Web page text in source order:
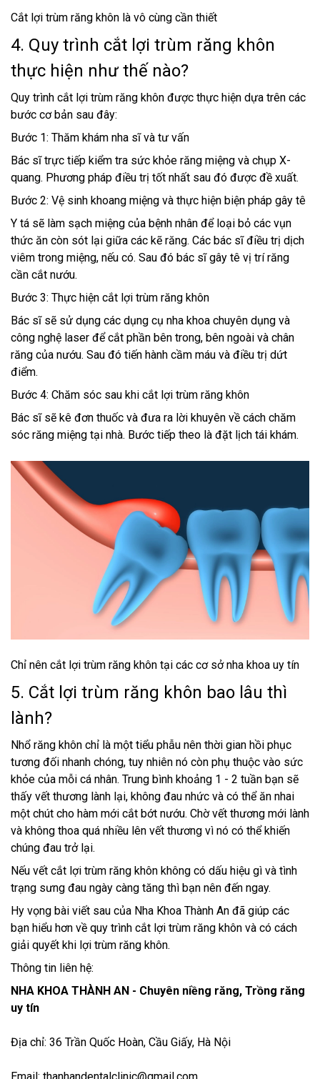
Cắt lợi trùm răng khôn là vô cùng cần thiết
4. Quy trình cắt lợi trùm răng khôn
thực hiện như thế nào?
Quy trình cắt lợi trùm răng khôn được thực hiện dựa trên các
bước cơ bản sau đây:
Bước 1: Thăm khám nha sĩ và tư vấn
Bác sĩ trực tiếp kiểm tra sức khỏe răng miệng và chụp X-
quang. Phương pháp điều trị tốt nhất sau đó được đề xuất.
Bước 2: Vệ sinh khoang miệng và thực hiện biện pháp gây tê
Y tá sẽ làm sạch miệng của bệnh nhân để loại bỏ các vụn
thức ăn còn sót lại giữa các kẽ răng. Các bác sĩ điều trị dịch
viêm trong miệng, nếu có. Sau đó bác sĩ gây tê vị trí răng
cần cắt nướu.
Bước 3: Thực hiện cắt lợi trùm răng khôn
Bác sĩ sẽ sử dụng các dụng cụ nha khoa chuyên dụng và
công nghệ laser để cắt phần bên trong, bên ngoài và chân
răng của nướu. Sau đó tiến hành cầm máu và điều trị dứt
điểm.
Bước 4: Chăm sóc sau khi cắt lợi trùm răng khôn
Bác sĩ sẽ kê đơn thuốc và đưa ra lời khuyên về cách chăm
sóc răng miệng tại nhà. Bước tiếp theo là đặt lịch tái khám.
Chỉ nên cắt lợi trùm răng khôn tại các cơ sở nha khoa uy tín
5. Cắt lợi trùm răng khôn bao lâu thì
lành?
Nhổ răng khôn chỉ là một tiểu phẫu nên thời gian hồi phục
tương đối nhanh chóng, tuy nhiên nó còn phụ thuộc vào sức
khỏe của mỗi cá nhân. Trung bình khoảng 1 - 2 tuần bạn sẽ
thấy vết thương lành lại, không đau nhức và có thể ăn nhai
một chút cho hàm mới cắt bớt nướu. Chờ vết thương mới lành
và không thoa quá nhiều lên vết thương vì nó có thể khiến
chúng đau trở lại.
Nếu vết cắt lợi trùm răng khôn không có dấu hiệu gì và tình
trạng sưng đau ngày càng tăng thì bạn nên đến ngay.
Hy vọng bài viết sau của Nha Khoa Thành An đã giúp các
bạn hiểu hơn về quy trình cắt lợi trùm răng khôn và có cách
giải quyết khi lợi trùm răng khôn.
Thông tin liên hệ:
NHA KHOA THÀNH AN - Chuyên niềng răng, Trồng răng
uy tín
Địa chỉ: 36 Trần Quốc Hoàn, Cầu Giấy, Hà Nội
Email: thanhandentalclinic@gmail.com